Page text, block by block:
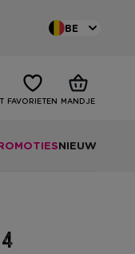
BE
FAVORIETEN MANDJE
NIEUW